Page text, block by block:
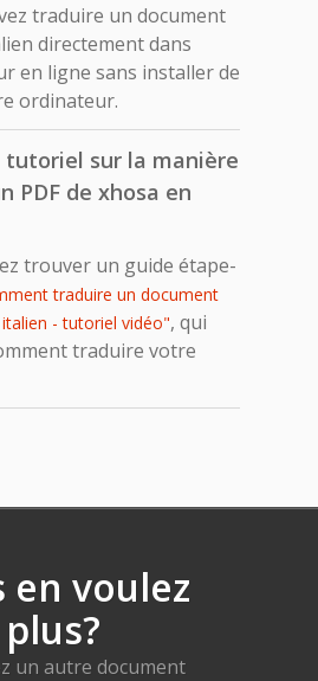
traduire un document
directement dans
en ligne sans installer de
ordinateur.
sur la manière
PDF de xhosa en
trouver un guide étape-
traduire un document
- tutoriel vidéo", qui
traduire votre
en voulez
plus?
un autre document